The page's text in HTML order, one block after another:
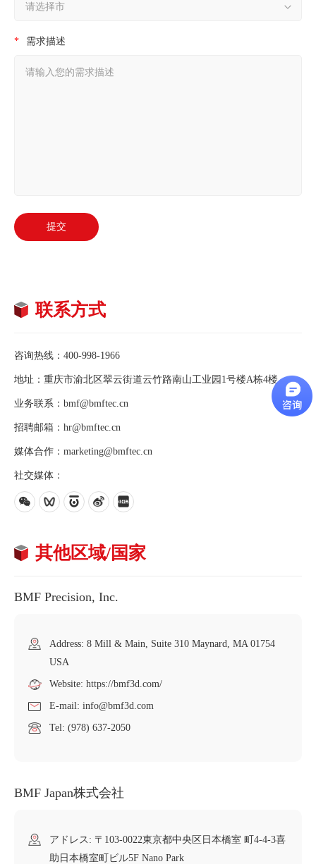
* 需求描述
提交
联系方式
咨询热线：400-998-1966
地址：重庆市渝北区翠云街道云竹路南山工业园1号楼A栋4楼
业务联系：bmf@bmftec.cn
招聘邮箱：hr@bmftec.cn
媒体合作：marketing@bmftec.cn
社交媒体：
其他区域/国家
BMF Precision, Inc.
Address: 8 Mill & Main, Suite 310 Maynard, MA 01754
USA
Website: https://bmf3d.com/
E-mail: info@bmf3d.com
Tel: (978) 637-2050
BMF Japan株式会社
アドレス: 〒103-0022東京都中央区日本橋室 町4-4-3喜
助日本橋室町ビル5F Nano Park